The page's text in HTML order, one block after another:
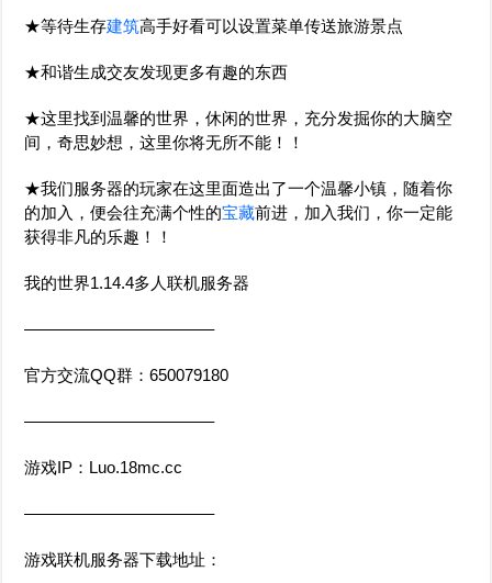
★等待生存建筑高手好看可以设置菜单传送旅游景点
★和谐生成交友发现更多有趣的东西
★这里找到温馨的世界，休闲的世界，充分发掘你的大脑空
间，奇思妙想，这里你将无所不能！！
★我们服务器的玩家在这里面造出了一个温馨小镇，随着你
的加入，便会往充满个性的宝藏前进，加入我们，你一定能
获得非凡的乐趣！！
我的世界1.14.4多人联机服务器
———————————–
官方交流QQ群：650079180
———————————–
游戏IP：Luo.18mc.cc
———————————–
游戏联机服务器下载地址：